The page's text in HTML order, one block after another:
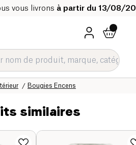
vous livrons à partir du 13/08/
Bougies Encens
bio
similaires